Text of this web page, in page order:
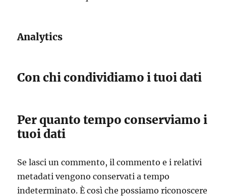
Analytics
Con chi condividiamo i tuoi dati
Per quanto tempo conserviamo i
tuoi dati
Se lasci un commento, il commento e i relativi
metadati vengono conservati a tempo
indeterminato. È così che possiamo riconoscere